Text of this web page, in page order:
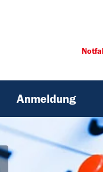
Anmeldung